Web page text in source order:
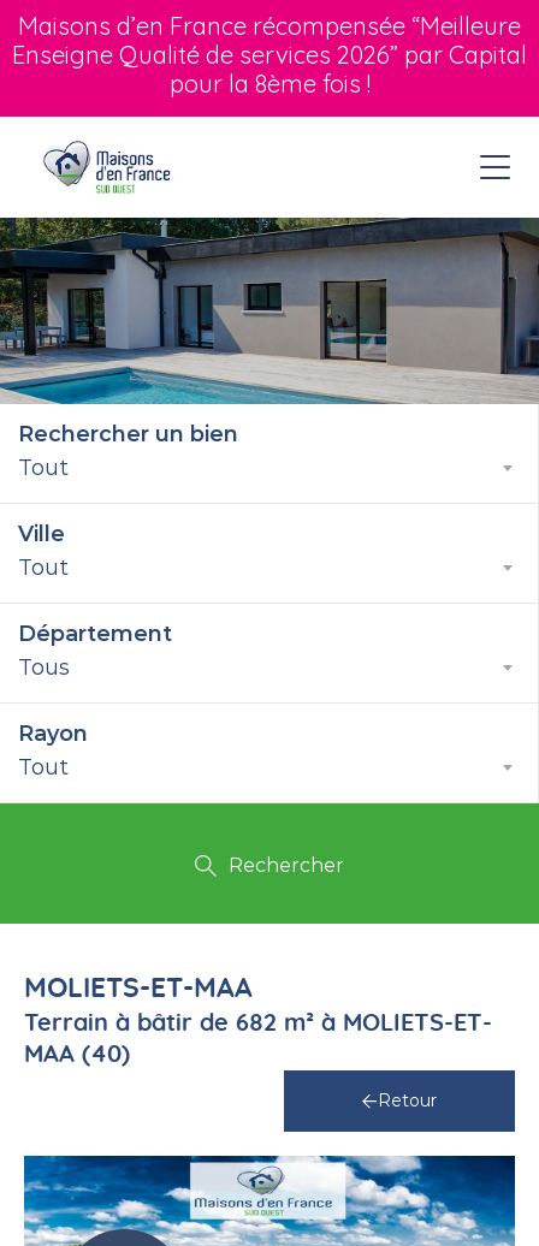
Maisons d’en France récompensée “Meilleure
Enseigne Qualité de services 2026” par Capital
pour la 8ème fois !
Rechercher un bien
Tout
Ville
Tout
Département
Tous
Rayon
Tout
Rechercher
MOLIETS-ET-MAA
Terrain à bâtir de 682 m² à MOLIETS-ET-
MAA (40)
Retour